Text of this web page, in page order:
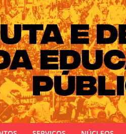
Estado do Rio Grande do Sul